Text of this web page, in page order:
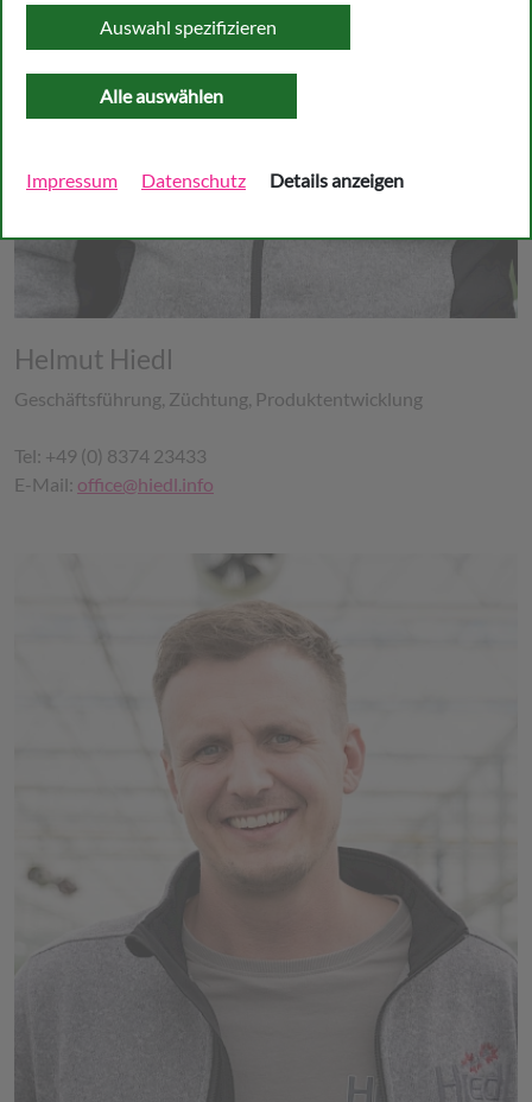
Helmut Hiedl
Geschäftsführung, Züchtung, Produktentwicklung
Tel: +49 (0) 8374 23433
E-Mail: office@hiedl.info
Auswahl spezifizieren
Alle auswählen
Impressum Datenschutz Details anzeigen